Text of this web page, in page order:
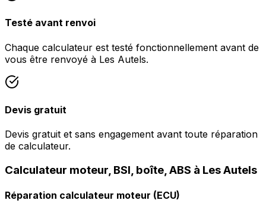
Testé avant renvoi
Chaque calculateur est testé fonctionnellement avant de
vous être renvoyé à Les Autels.
Devis gratuit
Devis gratuit et sans engagement avant toute réparation
de calculateur.
Calculateur moteur, BSI, boîte, ABS à Les Autels
Réparation calculateur moteur (ECU)